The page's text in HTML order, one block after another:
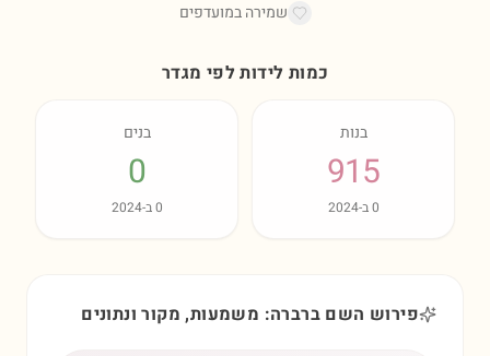
שמירה במועדפים
כמות לידות לפי מגדר
בנות
915
0ב-2024
בנים
0
0ב-2024
פירוש השם ברברה: משמעות, מקור ונתונים